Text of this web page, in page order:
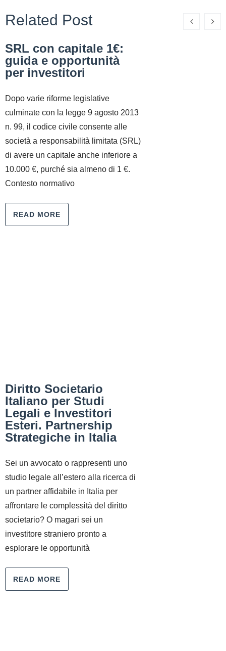
Related Post
SRL con capitale 1€:
guida e opportunità
per investitori
Dopo varie riforme legislative
culminate con la legge 9 agosto 2013
n. 99, il codice civile consente alle
società a responsabilità limitata (SRL)
di avere un capitale anche inferiore a
10.000 €, purché sia almeno di 1 €.
Contesto normativo
READ MORE
Diritto Societario
Italiano per Studi
Legali e Investitori
Esteri. Partnership
Strategiche in Italia
Sei un avvocato o rappresenti uno
studio legale all’estero alla ricerca di
un partner affidabile in Italia per
affrontare le complessità del diritto
societario? O magari sei un
investitore straniero pronto a
esplorare le opportunità
READ MORE